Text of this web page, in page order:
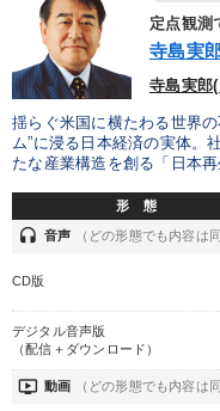
定点観
寺島実
寺島実郎
揺らぐ米国に横たわる世界
ム”に浸る日本経済の実体。
たな産業構造を創る「日本
形 態
headset 音声 （どの形態でも内容は
CD版
デジタル音声版
（配信＋ダウンロード）
ondemand_video 動画 （どの形態でも内容は